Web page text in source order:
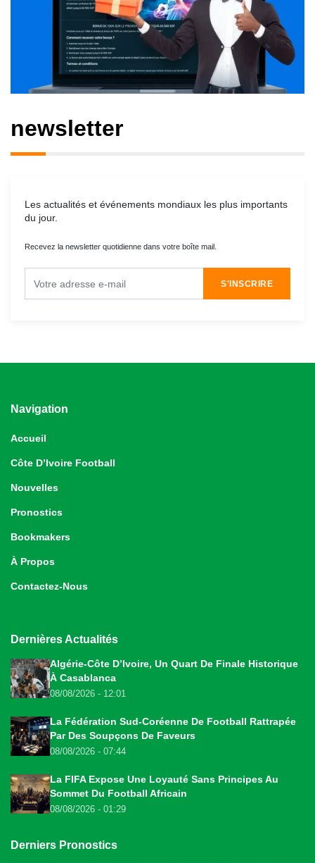
newsletter
Les actualités et événements mondiaux les plus importants
du jour.
Recevez la newsletter quotidienne dans votre boîte mail.
S'INSCRIRE
Navigation
Accueil
Côte D’Ivoire Football
Nouvelles
Pronostics
Bookmakers
À Propos
Contactez-Nous
Dernières Actualités
Algérie-Côte D’Ivoire, Un Quart De Finale Historique
À Casablanca
08/08/2026 - 12:01
La Fédération Sud-Coréenne De Football Rattrapée
Par Des Soupçons De Faveurs
08/08/2026 - 07:44
La FIFA Expose Une Loyauté Sans Principes Au
Sommet Du Football Africain
08/08/2026 - 01:29
Derniers Pronostics